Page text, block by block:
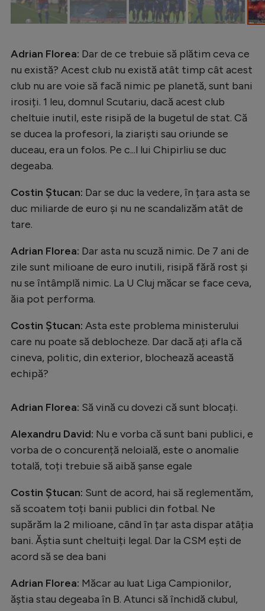
Adrian Florea: Dar de ce trebuie să plătim ceva ce
nu există? Acest club nu există atât timp cât acest
club nu are voie să facă nimic pe planetă, sunt bani
irosiți. 1 leu, domnul Scutariu, dacă acest club
cheltuie inutil, este risipă de la bugetul de stat. Că
se ducea la profesori, la ziariști sau oriunde se
duceau, era un folos. Pe c...l lui Chipirliu se duc
degeaba.
Costin Ștucan: Dar se duc la vedere, în țara asta se
duc miliarde de euro și nu ne scandalizăm atât de
tare.
Adrian Florea: Dar asta nu scuză nimic. De 7 ani de
zile sunt milioane de euro inutili, risipă fără rost și
nu se întâmplă nimic. La U Cluj măcar se face ceva,
ăia pot performa.
Costin Ștucan: Asta este problema ministerului
care nu poate să deblocheze. Dar dacă ați afla că
cineva, politic, din exterior, blochează această
echipă?
Adrian Florea: Să vină cu dovezi că sunt blocați.
Alexandru David: Nu e vorba că sunt bani publici, e
vorba de o concurență neloială, este o anomalie
totală, toți trebuie să aibă șanse egale
Costin Ștucan: Sunt de acord, hai să reglementăm,
să scoatem toți banii publici din fotbal. Ne
supărăm la 2 milioane, când în țar asta dispar atâția
bani. Ăștia sunt cheltuiți legal. Dar la CSM ești de
acord să se dea bani
Adrian Florea: Măcar au luat Liga Campionilor,
ăștia stau degeaba în B. Atunci să închidă clubul,